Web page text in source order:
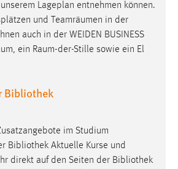
Lageplan entnehmen können.
und Teamräumen in der
auch in der WEIDEN BUSINESS
ein Raum-der-Stille sowie ein El
Bibliothek
im Studium
Bibliothek Aktuelle Kurse und
direkt auf den Seiten der Bibliothek